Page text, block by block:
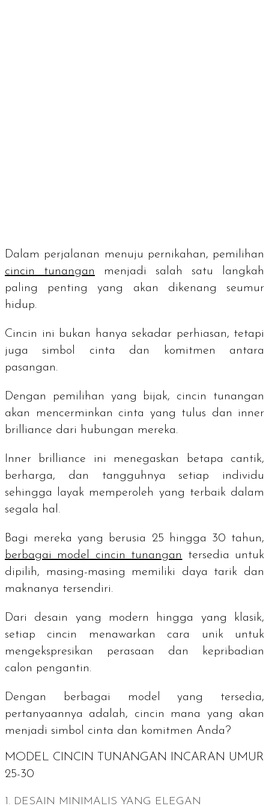
Dalam perjalanan menuju pernikahan, pemilihan
cincin tunangan menjadi salah satu langkah
paling penting yang akan dikenang seumur
hidup.
Cincin ini bukan hanya sekadar perhiasan, tetapi
juga simbol cinta dan komitmen antara
pasangan.
Dengan pemilihan yang bijak, cincin tunangan
akan mencerminkan cinta yang tulus dan inner
brilliance dari hubungan mereka.
Inner brilliance ini menegaskan betapa cantik,
berharga, dan tangguhnya setiap individu
sehingga layak memperoleh yang terbaik dalam
segala hal.
Bagi mereka yang berusia 25 hingga 30 tahun,
berbagai model cincin tunangan
tersedia untuk
dipilih, masing-masing memiliki daya tarik dan
maknanya tersendiri.
Dari desain yang modern hingga yang klasik,
setiap cincin menawarkan cara unik untuk
mengekspresikan perasaan dan kepribadian
calon pengantin.
Dengan berbagai model yang tersedia,
pertanyaannya adalah, cincin mana yang akan
menjadi simbol cinta dan komitmen Anda?
MODEL CINCIN TUNANGAN INCARAN UMUR
25-30
1. DESAIN MINIMALIS YANG ELEGAN